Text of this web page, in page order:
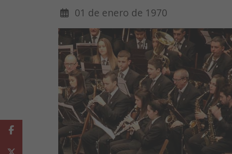
01 de enero de 1970
Facebook